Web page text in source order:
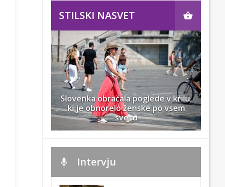
STILSKI NASVET
Slovenka obračala poglede v krilu,
ki je obnorelo ženske po vsem
svetu
Intervju